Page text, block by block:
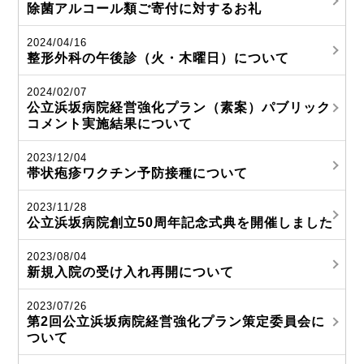
除菌アルコール類ご寄付に対するお礼
2024/04/16
整形外科の午後診（火・木曜日）について
2024/02/07
公立浜坂病院経営強化プラン（素案）パブリック
コメント実施結果について
2023/12/04
帯状疱疹ワクチン予防接種について
2023/11/28
公立浜坂病院創立50周年記念式典を開催しました
2023/08/04
新規入院の受け入れ再開について
2023/07/26
第2回公立浜坂病院経営強化プラン策定委員会に
ついて